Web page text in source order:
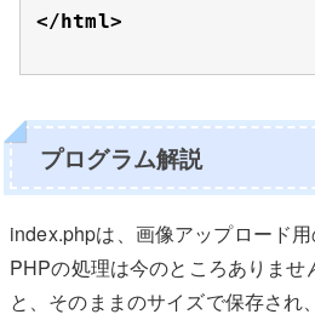
</html>
プログラム解説
index.phpは、画像アップロード用
PHPの処理は今のところありませ
と、そのままのサイズで保存され